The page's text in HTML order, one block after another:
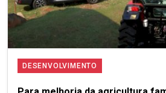
DESENVOLVIMENTO